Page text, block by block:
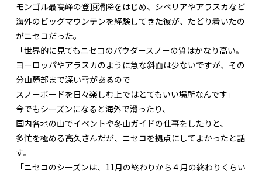
モンゴル最高峰の登頂滑降をはじめ、シベリアやアラスカなど
海外のビッグマウンテンを経験してきた彼が、たどり着いたの
がニセコだった。
「世界的に見てもニセコのパウダースノーの質はかなり高い。
ヨーロッパやアラスカのように急な斜面は少ないですが、その
分山麓部まで深い雪があるので
スノーボードを日々楽しむ上ではとてもいい場所なんです」
今でもシーズンになると海外で滑ったり、
国内各地の山でイベントや冬山ガイドの仕事をしたりと、
多忙を極める高久さんだが、ニセコを拠点にしてよかったと話
す。
「ニセコのシーズンは、11月の終わりから４月の終わりくらい